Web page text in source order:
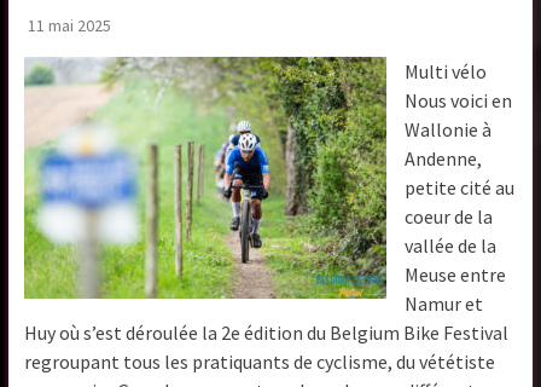
11 mai 2025
Multi vélo
Nous voici en
Wallonie à
Andenne,
petite cité au
coeur de la
vallée de la
Meuse entre
Namur et
Huy où s’est déroulée la 2e édition du Belgium Bike Festival
regroupant tous les pratiquants de cyclisme, du vététiste